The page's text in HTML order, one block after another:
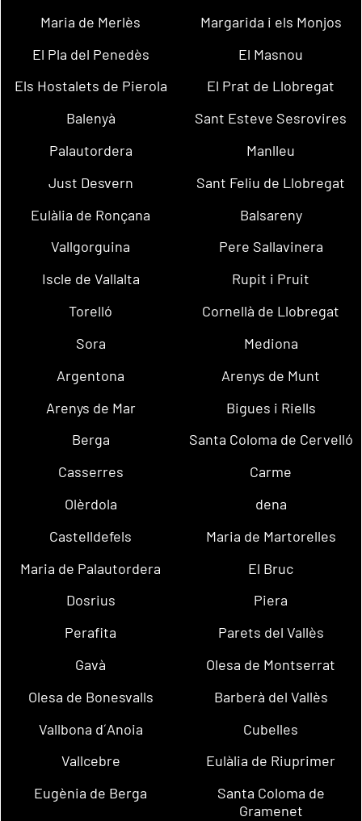
Maria de Merlès
Margarida i els Monjos
El Pla del Penedès
El Masnou
Els Hostalets de Pierola
El Prat de Llobregat
Balenyà
Sant Esteve Sesrovires
Palautordera
Manlleu
Just Desvern
Sant Feliu de Llobregat
Eulàlia de Ronçana
Balsareny
Vallgorguina
Pere Sallavinera
Iscle de Vallalta
Rupit i Pruit
Torelló
Cornellà de Llobregat
Sora
Mediona
Argentona
Arenys de Munt
Arenys de Mar
Bigues i Riells
Berga
Santa Coloma de Cervelló
Casserres
Carme
Olèrdola
dena
Castelldefels
Maria de Martorelles
Maria de Palautordera
El Bruc
Dosrius
Piera
Perafita
Parets del Vallès
Gavà
Olesa de Montserrat
Olesa de Bonesvalls
Barberà del Vallès
Vallbona d´Anoia
Cubelles
Vallcebre
Eulàlia de Riuprimer
Eugènia de Berga
Santa Coloma de
Gramenet